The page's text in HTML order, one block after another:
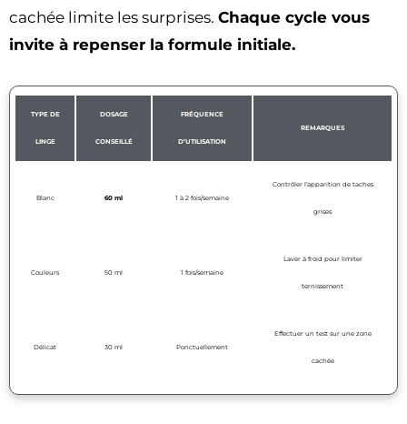
cachée limite les surprises. Chaque cycle vous
invite à repenser la formule initiale.
TYPE DE
LINGE
DOSAGE
CONSEILLÉ
FRÉQUENCE
D’UTILISATION
REMARQUES
Blanc 60 ml 1 à 2 fois/semaine
Contrôler l’apparition de taches
grises
Couleurs 50 ml 1 fois/semaine
Laver à froid pour limiter
ternissement
Délicat 30 ml Ponctuellement
Effectuer un test sur une zone
cachée